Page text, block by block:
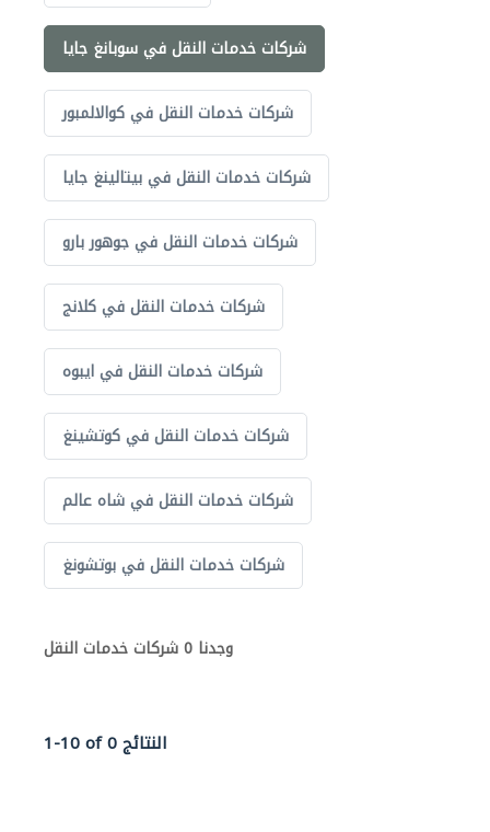
شركات خدمات النقل في سوبانغ جايا
شركات خدمات النقل في كوالالمبور
شركات خدمات النقل في بيتالينغ جايا
شركات خدمات النقل في جوهور بارو
شركات خدمات النقل في كلانج
شركات خدمات النقل في ايبوه
شركات خدمات النقل في كوتشينغ
شركات خدمات النقل في شاه عالم
شركات خدمات النقل في بوتشونغ
وجدنا 0 شركات خدمات النقل
1-10 of 0 النتائج